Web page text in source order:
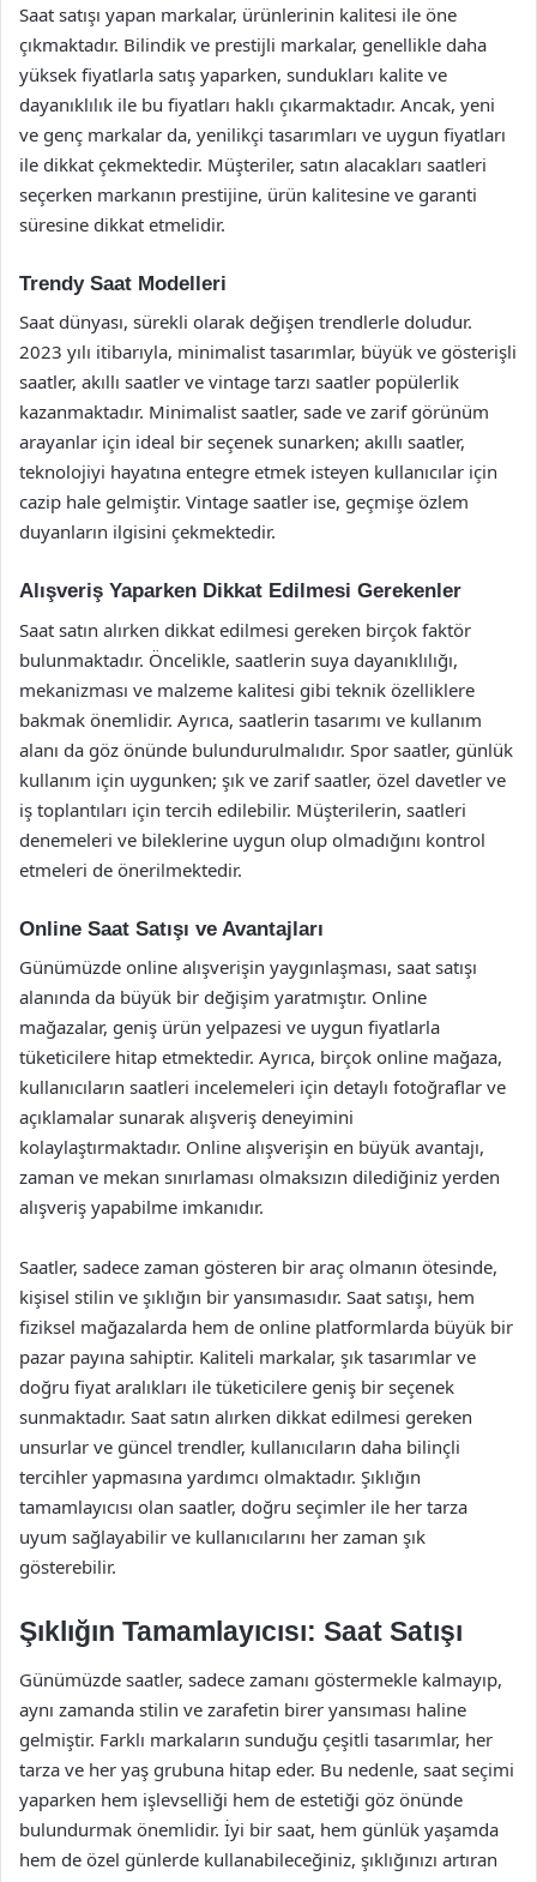
Saat satışı yapan markalar, ürünlerinin kalitesi ile öne
çıkmaktadır. Bilindik ve prestijli markalar, genellikle daha
yüksek fiyatlarla satış yaparken, sundukları kalite ve
dayanıklılık ile bu fiyatları haklı çıkarmaktadır. Ancak, yeni
ve genç markalar da, yenilikçi tasarımları ve uygun fiyatları
ile dikkat çekmektedir. Müşteriler, satın alacakları saatleri
seçerken markanın prestijine, ürün kalitesine ve garanti
süresine dikkat etmelidir.
Trendy Saat Modelleri
Saat dünyası, sürekli olarak değişen trendlerle doludur.
2023 yılı itibarıyla, minimalist tasarımlar, büyük ve gösterişli
saatler, akıllı saatler ve vintage tarzı saatler popülerlik
kazanmaktadır. Minimalist saatler, sade ve zarif görünüm
arayanlar için ideal bir seçenek sunarken; akıllı saatler,
teknolojiyi hayatına entegre etmek isteyen kullanıcılar için
cazip hale gelmiştir. Vintage saatler ise, geçmişe özlem
duyanların ilgisini çekmektedir.
Alışveriş Yaparken Dikkat Edilmesi Gerekenler
Saat satın alırken dikkat edilmesi gereken birçok faktör
bulunmaktadır. Öncelikle, saatlerin suya dayanıklılığı,
mekanizması ve malzeme kalitesi gibi teknik özelliklere
bakmak önemlidir. Ayrıca, saatlerin tasarımı ve kullanım
alanı da göz önünde bulundurulmalıdır. Spor saatler, günlük
kullanım için uygunken; şık ve zarif saatler, özel davetler ve
iş toplantıları için tercih edilebilir. Müşterilerin, saatleri
denemeleri ve bileklerine uygun olup olmadığını kontrol
etmeleri de önerilmektedir.
Online Saat Satışı ve Avantajları
Günümüzde online alışverişin yaygınlaşması, saat satışı
alanında da büyük bir değişim yaratmıştır. Online
mağazalar, geniş ürün yelpazesi ve uygun fiyatlarla
tüketicilere hitap etmektedir. Ayrıca, birçok online mağaza,
kullanıcıların saatleri incelemeleri için detaylı fotoğraflar ve
açıklamalar sunarak alışveriş deneyimini
kolaylaştırmaktadır. Online alışverişin en büyük avantajı,
zaman ve mekan sınırlaması olmaksızın dilediğiniz yerden
alışveriş yapabilme imkanıdır.
Saatler, sadece zaman gösteren bir araç olmanın ötesinde,
kişisel stilin ve şıklığın bir yansımasıdır. Saat satışı, hem
fiziksel mağazalarda hem de online platformlarda büyük bir
pazar payına sahiptir. Kaliteli markalar, şık tasarımlar ve
doğru fiyat aralıkları ile tüketicilere geniş bir seçenek
sunmaktadır. Saat satın alırken dikkat edilmesi gereken
unsurlar ve güncel trendler, kullanıcıların daha bilinçli
tercihler yapmasına yardımcı olmaktadır. Şıklığın
tamamlayıcısı olan saatler, doğru seçimler ile her tarza
uyum sağlayabilir ve kullanıcılarını her zaman şık
gösterebilir.
Şıklığın Tamamlayıcısı: Saat Satışı
Günümüzde saatler, sadece zamanı göstermekle kalmayıp,
aynı zamanda stilin ve zarafetin birer yansıması haline
gelmiştir. Farklı markaların sunduğu çeşitli tasarımlar, her
tarza ve her yaş grubuna hitap eder. Bu nedenle, saat seçimi
yaparken hem işlevselliği hem de estetiği göz önünde
bulundurmak önemlidir. İyi bir saat, hem günlük yaşamda
hem de özel günlerde kullanabileceğiniz, şıklığınızı artıran